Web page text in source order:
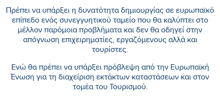
Πρέπει να υπάρξει η δυνατότητα δημιουργίας σε ευρωπαϊκό
επίπεδο ενός συνεγγυητικού ταμείο που θα καλύπτει στο
μέλλον παρόμοια προβλήματα και δεν θα οδηγεί στην
απόγνωση επιχειρηματίες, εργαζόμενους αλλά και
τουρίστες.
Ενώ θα πρέπει να υπάρξει πρόβλεψη από την Ευρωπαϊκή
Ένωση για τη διαχείριση εκτάκτων καταστάσεων και στον
τομέα του Τουρισμού.